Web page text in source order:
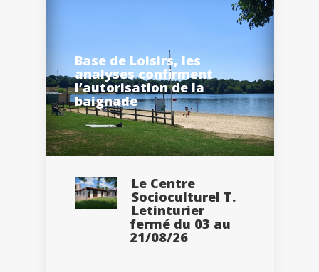
Base de Loisirs, les
analyses confirment
l’autorisation de la
baignade
Le Centre
Socioculturel T.
Letinturier
fermé du 03 au
21/08/26